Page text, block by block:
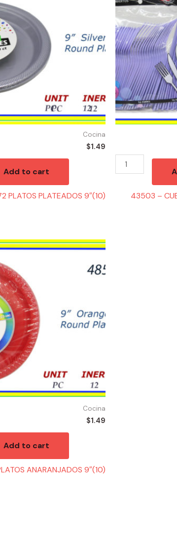
Cocina
$1.49
Add to cart
PLATOS PLATEADOS 9″(10)
COMBO
LAVENDER
(48)
quantity
43503 –
Cocina
$1.49
Add to cart
ANARANJADOS 9″(10)